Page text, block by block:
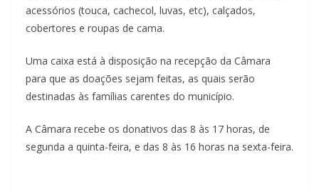
acessórios (touca, cachecol, luvas, etc), calçados,
cobertores e roupas de cama.
Uma caixa está à disposição na recepção da Câmara
para que as doações sejam feitas, as quais serão
destinadas às famílias carentes do município.
A Câmara recebe os donativos das 8 às 17 horas, de
segunda a quinta-feira, e das 8 às 16 horas na sexta-feira.